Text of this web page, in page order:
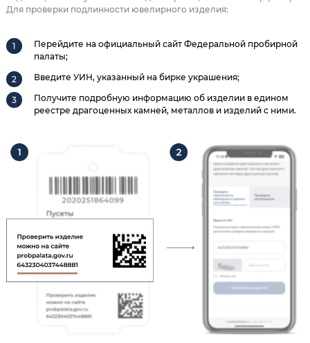
Для проверки подлинности ювелирного изделия:
Перейдите на официальный сайт Федеральной пробирной
палаты;
Введите УИН, указанный на бирке украшения;
Получите подробную информацию об изделии в едином
реестре драгоценных камней, металлов и изделий с ними.